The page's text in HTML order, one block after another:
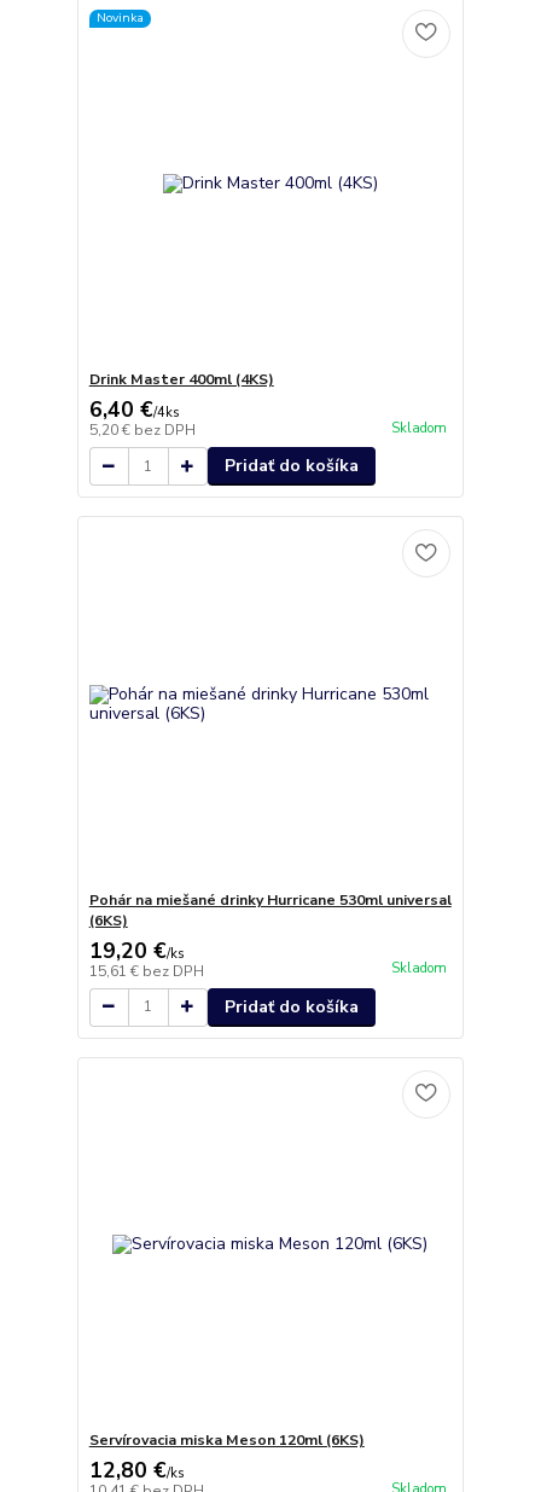
Novinka
Drink Master 400ml (4KS)
6,40 €/4ks
5,20 € bez DPH Skladom
Pridať do košíka
Pohár na miešané drinky Hurricane 530ml universal
(6KS)
19,20 €/ks
15,61 € bez DPH Skladom
Pridať do košíka
Servírovacia miska Meson 120ml (6KS)
12,80 €/ks